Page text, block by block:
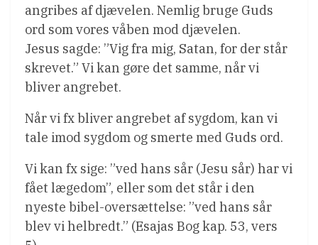
angribes af djævelen. Nemlig bruge Guds
ord som vores våben mod djævelen.
Jesus sagde: ”Vig fra mig, Satan, for der står
skrevet.” Vi kan gøre det samme, når vi
bliver angrebet.
Når vi fx bliver angrebet af sygdom, kan vi
tale imod sygdom og smerte med Guds ord.
Vi kan fx sige: ”ved hans sår (Jesu sår) har vi
fået lægedom”, eller som det står i den
nyeste bibel-oversættelse: ”ved hans sår
blev vi helbredt.” (Esajas Bog kap. 53, vers